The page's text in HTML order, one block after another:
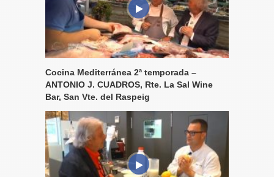
Cocina Mediterránea 2ª temporada –
ANTONIO J. CUADROS, Rte. La Sal Wine
Bar, San Vte. del Raspeig